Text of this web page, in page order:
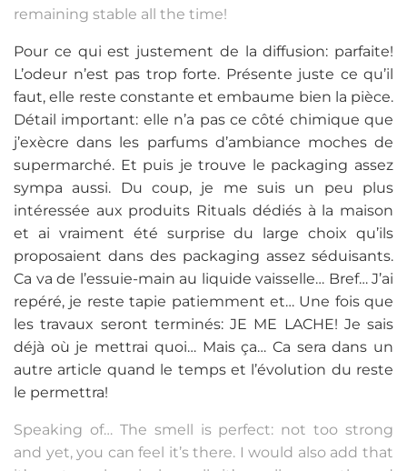
remaining stable all the time!
Pour ce qui est justement de la diffusion: parfaite!
L’odeur n’est pas trop forte. Présente juste ce qu’il
faut, elle reste constante et embaume bien la pièce.
Détail important: elle n’a pas ce côté chimique que
j’exècre dans les parfums d’ambiance moches de
supermarché. Et puis je trouve le packaging assez
sympa aussi. Du coup, je me suis un peu plus
intéressée aux produits Rituals dédiés à la maison
et ai vraiment été surprise du large choix qu’ils
proposaient dans des packaging assez séduisants.
Ca va de l’essuie-main au liquide vaisselle… Bref… J’ai
repéré, je reste tapie patiemment et… Une fois que
les travaux seront terminés: JE ME LACHE! Je sais
déjà où je mettrai quoi… Mais ça… Ca sera dans un
autre article quand le temps et l’évolution du reste
le permettra!
Speaking of… The smell is perfect: not too strong
and yet, you can feel it’s there. I would also add that